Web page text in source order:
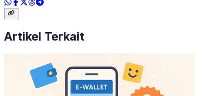
Artikel Terkait